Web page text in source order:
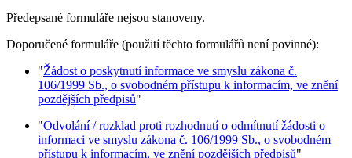
Předepsané formuláře nejsou stanoveny.
Doporučené formuláře (použití těchto formulářů není povinné):
"Žádost o poskytnutí informace ve smyslu zákona č.
106/1999 Sb., o svobodném přístupu k informacím, ve znění
pozdějších předpisů"
"Odvolání / rozklad proti rozhodnutí o odmítnutí žádosti o
informaci ve smyslu zákona č. 106/1999 Sb., o svobodném
přístupu k informacím, ve znění pozdějších předpisů"